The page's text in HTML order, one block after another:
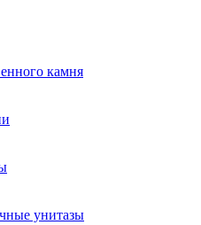
камня
унитазы